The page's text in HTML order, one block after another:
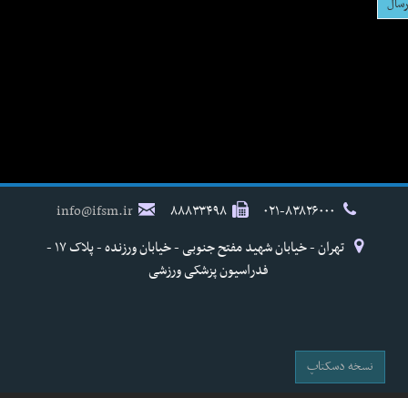
۸۸۸۳۳۴۹۸
info@ifsm.ir
تهران - خیابان شهید مفتح جنوبی - خیابان ورزنده - پلاک ۱۷ -
فدراسیون پزشکی ورزشی
نسخه دسکتاپ